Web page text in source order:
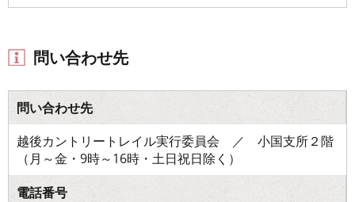
問い合わせ先
問い合わせ先
越後カントリートレイル実行委員会 ／ 小国支所２階
（月～金・9時～16時・土日祝日除く）
電話番号